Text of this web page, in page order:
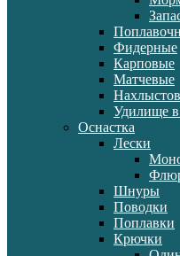
Фидерные
Карповые
Матчевые
Удилище в
Оснастка
Лески
Шнуры
Поводки
Поплавки
Крючки